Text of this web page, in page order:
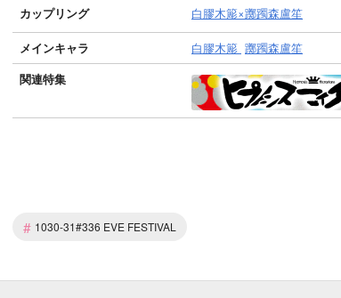
カップリング 白膠木簓×躑躅森盧笙
メインキャラ 白膠木簓 躑躅森盧笙
関連特集
# 1030-31#336 EVE FESTIVAL